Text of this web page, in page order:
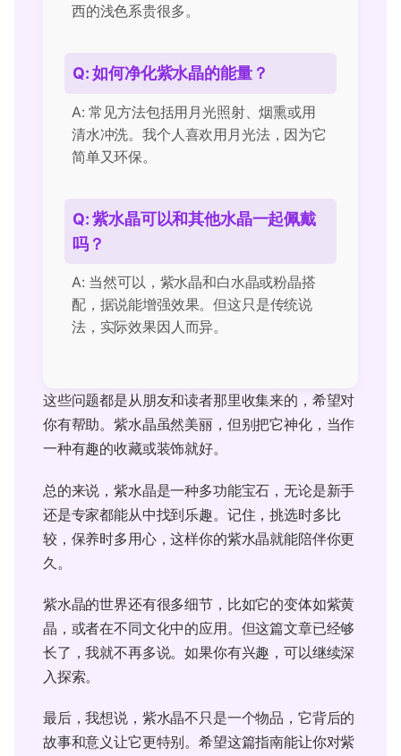
西的浅色系贵很多。
Q: 如何净化紫水晶的能量？
A: 常见方法包括用月光照射、烟熏或用
清水冲洗。我个人喜欢用月光法，因为它
简单又环保。
Q: 紫水晶可以和其他水晶一起佩戴
吗？
A: 当然可以，紫水晶和白水晶或粉晶搭
配，据说能增强效果。但这只是传统说
法，实际效果因人而异。
这些问题都是从朋友和读者那里收集来的，希望对
你有帮助。紫水晶虽然美丽，但别把它神化，当作
一种有趣的收藏或装饰就好。
总的来说，紫水晶是一种多功能宝石，无论是新手
还是专家都能从中找到乐趣。记住，挑选时多比
较，保养时多用心，这样你的紫水晶就能陪伴你更
久。
紫水晶的世界还有很多细节，比如它的变体如紫黄
晶，或者在不同文化中的应用。但这篇文章已经够
长了，我就不再多说。如果你有兴趣，可以继续深
入探索。
最后，我想说，紫水晶不只是一个物品，它背后的
故事和意义让它更特别。希望这篇指南能让你对紫